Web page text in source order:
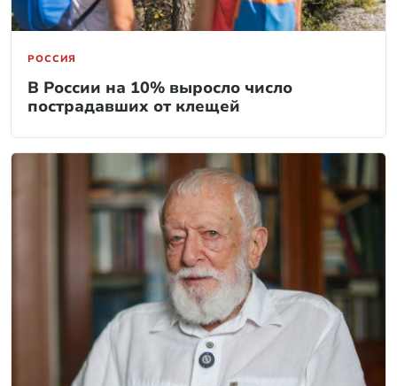
РОССИЯ
В России на 10% выросло число
пострадавших от клещей